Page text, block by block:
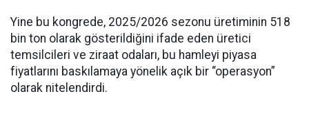
Yine bu kongrede, 2025/2026 sezonu üretiminin 518
bin ton olarak gösterildiğini ifade eden üretici
temsilcileri ve ziraat odaları, bu hamleyi piyasa
fiyatlarını baskılamaya yönelik açık bir “operasyon”
olarak nitelendirdi.